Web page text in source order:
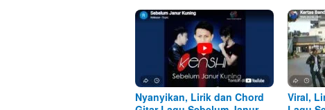
Nyanyikan, Lirik dan Chord
Viral,